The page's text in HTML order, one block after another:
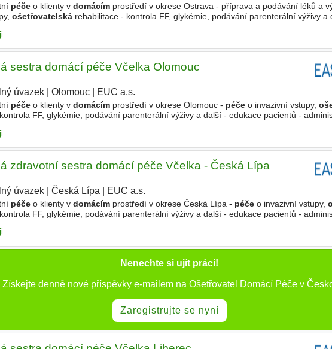
péčeo klienty v domácímprostředí v okrese Ostrava - příprava a podávání léků a
ošetřovatelskárehabilitace - kontrola FF, glykémie, podávání parenterální výživy a
sestra domácí péče Včelka Olomouc
úvazek| Olomouc| EUC a.s.
péčeo klienty v domácímprostředí v okrese Olomouc - péčeo invazivní vstupy,
FF, glykémie, podávání parenterální výživy a další - edukace pacientů -
zdravotní sestra domácí péče Včelka - Česká Lípa
úvazek| Česká Lípa EUC a.s.
péčeo klienty v domácímprostředí v okrese Česká Lípa - péčeo invazivní vstupy,
FF, glykémie, podávání parenterální výživy a další - edukace pacientů -
Nenechte si ujít práci!
Získejte denně nové příspěvky e-mailem na Ošetřovatel Domácí Péče v
Zaregistrujte se nyní